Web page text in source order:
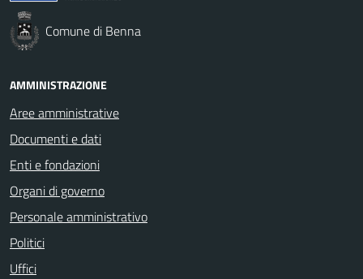
Comune di Benna
AMMINISTRAZIONE
Aree amministrative
Documenti e dati
Enti e fondazioni
Organi di governo
Personale amministrativo
Politici
Uffici